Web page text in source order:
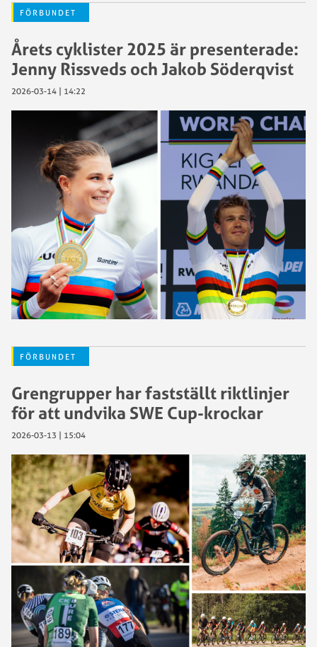
FÖRBUNDET
Årets cyklister 2025 är presenterade:
Jenny Rissveds och Jakob Söderqvist
2026-03-14 | 14:22
FÖRBUNDET
Grengrupper har fastställt riktlinjer
för att undvika SWE Cup-krockar
2026-03-13 | 15:04